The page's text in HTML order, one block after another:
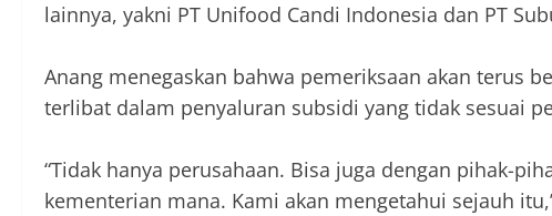
lainnya, yakni PT Unifood Candi Indonesia dan PT
Anang menegaskan bahwa pemeriksaan akan terus
terlibat dalam penyaluran subsidi yang tidak sesuai
“Tidak hanya perusahaan. Bisa juga dengan pihak-
kementerian mana. Kami akan mengetahui sejauh